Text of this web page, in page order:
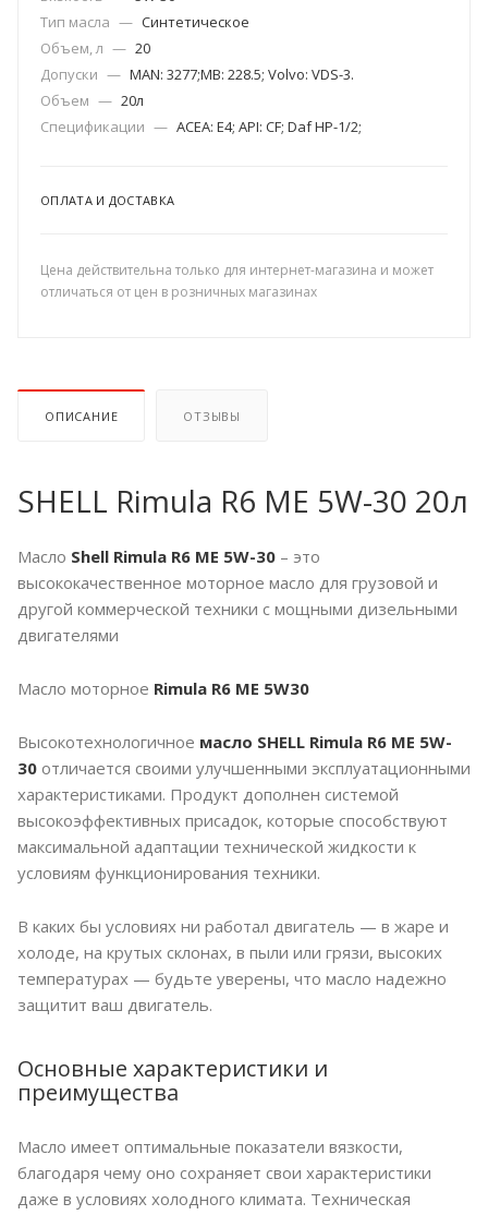
Тип масла — Синтетическое
Объем, л — 20
Допуски — MAN: 3277;MB: 228.5; Volvo: VDS-3.
Объем — 20л
Спецификации — ACEA: E4; API: CF; Daf HP-1/2;
ОПЛАТА И ДОСТАВКА
Цена действительна только для интернет-магазина и может
отличаться от цен в розничных магазинах
ОПИСАНИЕ ОТЗЫВЫ
SHELL Rimula R6 ME 5W-30 20л
Масло Shell Rimula R6 МЕ 5W-30 – это
высококачественное моторное масло для грузовой и
другой коммерческой техники с мощными дизельными
двигателями
Масло моторное Rimula R6 МЕ 5W30
Высокотехнологичное масло SHELL Rimula R6 МЕ 5W-
30 отличается своими улучшенными эксплуатационными
характеристиками. Продукт дополнен системой
высокоэффективных присадок, которые способствуют
максимальной адаптации технической жидкости к
условиям функционирования техники.
В каких бы условиях ни работал двигатель — в жаре и
холоде, на крутых склонах, в пыли или грязи, высоких
температурах — будьте уверены, что масло надежно
защитит ваш двигатель.
Основные характеристики и
преимущества
Масло имеет оптимальные показатели вязкости,
благодаря чему оно сохраняет свои характеристики
даже в условиях холодного климата. Техническая